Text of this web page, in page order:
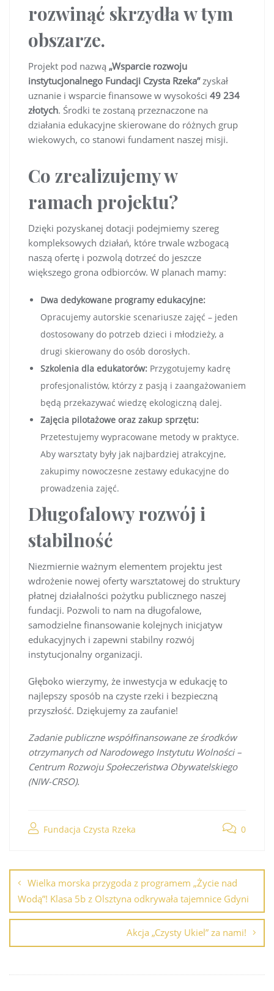
rozwinąć skrzydła w tym
obszarze.
Projekt pod nazwą „Wsparcie rozwoju
instytucjonalnego Fundacji Czysta Rzeka”zyskał
uznanie i wsparcie finansowe w wysokości 49 234
złotych. Środki te zostaną przeznaczone na
działania edukacyjne skierowane do różnych grup
wiekowych, co stanowi fundament naszej misji.
Co zrealizujemy w
ramach projektu?
Dzięki pozyskanej dotacji podejmiemy szereg
kompleksowych działań, które trwale wzbogacą
naszą ofertę i pozwolą dotrzeć do jeszcze
większego grona odbiorców. W planach mamy:
Dwa dedykowane programy edukacyjne:
Opracujemy autorskie scenariusze zajęć – jeden
dostosowany do potrzeb dzieci i młodzieży, a
drugi skierowany do osób dorosłych.
Szkolenia dla edukatorów: Przygotujemy kadrę
profesjonalistów, którzy z pasją i zaangażowaniem
będą przekazywać wiedzę ekologiczną dalej.
Zajęcia pilotażowe oraz zakup sprzętu:
Przetestujemy wypracowane metody w praktyce.
Aby warsztaty były jak najbardziej atrakcyjne,
zakupimy nowoczesne zestawy edukacyjne do
prowadzenia zajęć.
Długofalowy rozwój i
stabilność
Niezmiernie ważnym elementem projektu jest
wdrożenie nowej oferty warsztatowej do struktury
płatnej działalności pożytku publicznego naszej
fundacji. Pozwoli to nam na długofalowe,
samodzielne finansowanie kolejnych inicjatyw
edukacyjnych i zapewni stabilny rozwój
instytucjonalny organizacji.
Głęboko wierzymy, że inwestycja w edukację to
najlepszy sposób na czyste rzeki i bezpieczną
przyszłość. Dziękujemy za zaufanie!
Zadanie publiczne współfinansowane ze środków
otrzymanych od Narodowego Instytutu Wolności –
Centrum Rozwoju Społeczeństwa Obywatelskiego
(NIW-CRSO).
Fundacja Czysta Rzeka 0
Wielka morska przygoda z programem „Życie nad
Wodą”! Klasa 5b z Olsztyna odkrywała tajemnice Gdyni
Akcja „Czysty Ukiel” za nami!